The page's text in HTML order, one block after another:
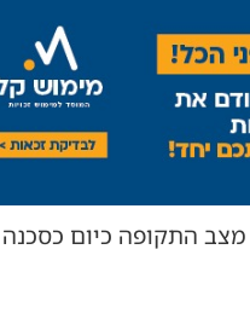
מצב התקופה כיום כסכנה